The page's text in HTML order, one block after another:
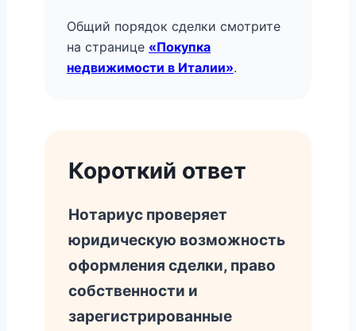
Общий порядок сделки смотрите
на странице «Покупка
недвижимости в Италии».
Короткий ответ
Нотариус проверяет
юридическую возможность
оформления сделки, право
собственности и
зарегистрированные